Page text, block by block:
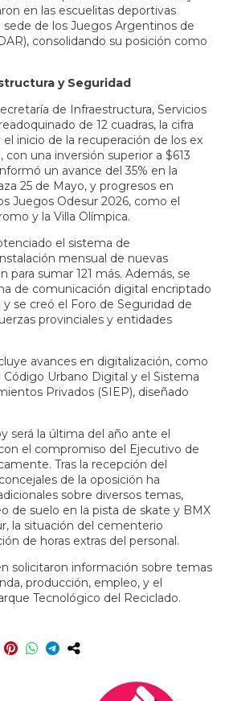
en las escuelitas deportivas
sede de los Juegos Argentinos de
consolidando su posición como
y Seguridad
de Infraestructura, Servicios
de 12 cuadras, la cifra
inicio de la recuperación de los ex
una inversión superior a $613
un avance del 35% en la
25 de Mayo, y progresos en
Juegos Odesur 2026, como el
y la Villa Olímpica.
el sistema de
mensual de nuevas
para sumar 121 más. Además, se
de comunicación digital encriptado
y se creó el Foro de Seguridad de
provinciales y entidades
avances en digitalización, como
Urbano Digital y el Sistema
Privados (SIEP), diseñado
será la última del año ante el
el compromiso del Ejecutivo de
Tras la recepción del
de la oposición ha
sobre diversos temas,
de suelo en la pista de skate y BMX
la situación del cementerio
de horas extras del personal.
solicitaron información sobre temas
producción, empleo, y el
Tecnológico del Reciclado.